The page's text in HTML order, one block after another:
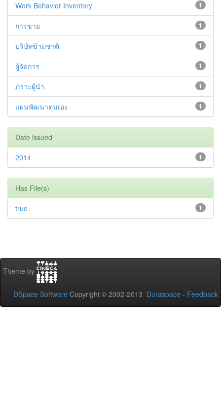
1
Work Behavior Inventory
1
การขาย
1
บริษัทข้ามชาติ
1
ผู้จัดการ
1
ภาวะผู้นำ
1
แผนพัฒนาตนเอง
Date issued
1
2014
Has File(s)
1
true
Theme by
DSpace Software Copyright © 2002-2013 Duraspace - Feedback